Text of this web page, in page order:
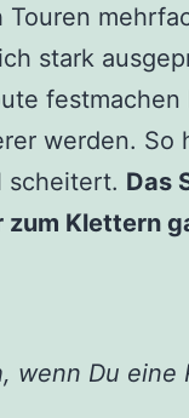
stark
werden.
scheitert. Das
zum Klettern
wenn Du